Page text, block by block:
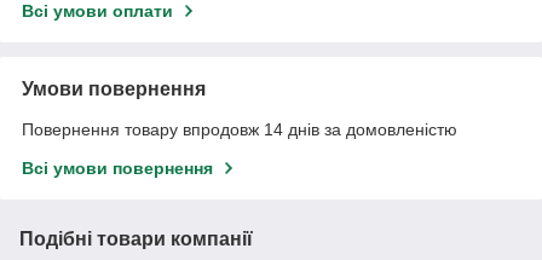
Всі умови оплати
Умови повернення
Повернення товару впродовж 14 днів за домовленістю
Всі умови повернення
Подібні товари компанії